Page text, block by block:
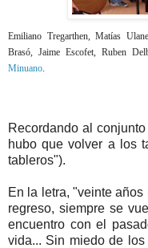
Emiliano Tregarthen, Matías
Brasó, Jaime Escofet, Ruben
Minuano
Recordando al
hubo que volver a los
tableros").
En la letra, "veinte
regreso, siempre se
encuentro con el
vida... Sin miedo de